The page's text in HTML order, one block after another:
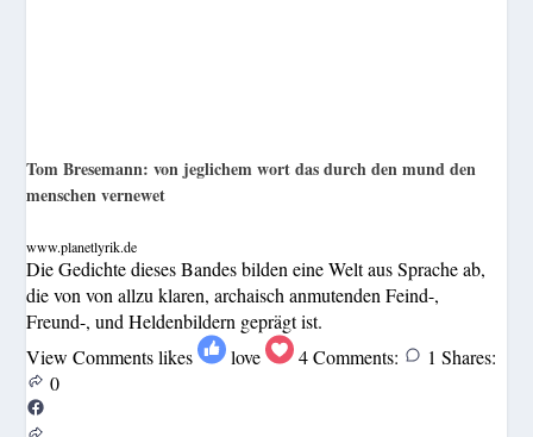
Tom Bresemann: von jeglichem wort das durch den mund den
menschen vernewet
www.planetlyrik.de
Die Gedichte dieses Bandes bilden eine Welt aus Sprache ab,
die von von allzu klaren, archaisch anmutenden Feind-,
Freund-, und Heldenbildern geprägt ist.
View Comments likes love 4 Comments: 1 Shares:
0